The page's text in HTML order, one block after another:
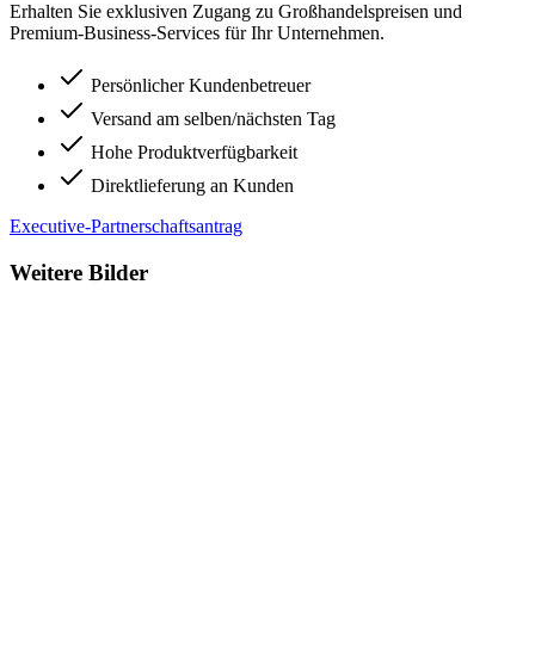
Erhalten Sie exklusiven Zugang zu Großhandelspreisen und
Premium-Business-Services für Ihr Unternehmen.
Persönlicher Kundenbetreuer
Versand am selben/nächsten Tag
Hohe Produktverfügbarkeit
Direktlieferung an Kunden
Executive-Partnerschaftsantrag
Weitere Bilder